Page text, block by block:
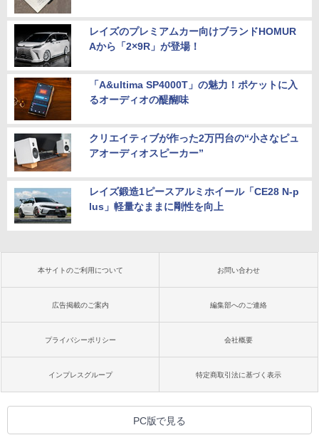
レイズのプレミアムカー向けブランドHOMUR
Aから「2×9R」が登場！
「A&ultima SP4000T」の魅力！ポケットに入
るオーディオの醍醐味
クリエイティブが作った2万円台の“小さなピュ
アオーディオスピーカー”
レイズ鍛造1ピースアルミホイール「CE28 N-p
lus」軽量なままに剛性を向上
本サイトのご利用について お問い合わせ
広告掲載のご案内 編集部へのご連絡
プライバシーポリシー 会社概要
インプレスグループ 特定商取引法に基づく表示
PC版で見る